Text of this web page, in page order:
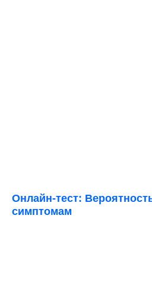
Онлайн-тест:
симптомам